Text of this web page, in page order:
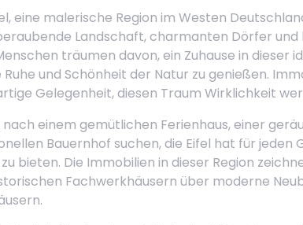
eine malerische Region im Westen
Landschaft, charmanten Dörfer und
träumen davon, ein Zuhause in dieser
Ruhe und Schönheit der Natur zu genießen.
Gelegenheit, diesen Traum Wirklichkeit
nach einem gemütlichen Ferienhaus, einer
Bauernhof suchen, die Eifel hat für jeden
bieten. Die Immobilien in dieser Region
Fachwerkhäusern über moderne